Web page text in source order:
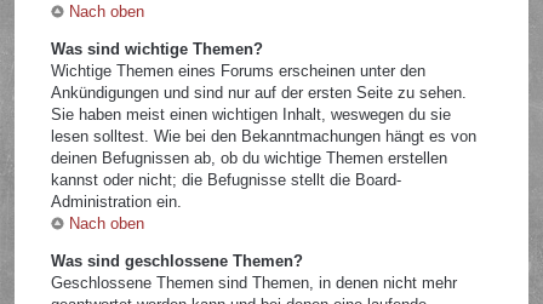
Nach oben
Was sind wichtige Themen?
Wichtige Themen eines Forums erscheinen unter den
Ankündigungen und sind nur auf der ersten Seite zu sehen.
Sie haben meist einen wichtigen Inhalt, weswegen du sie
lesen solltest. Wie bei den Bekanntmachungen hängt es von
deinen Befugnissen ab, ob du wichtige Themen erstellen
kannst oder nicht; die Befugnisse stellt die Board-
Administration ein.
Nach oben
Was sind geschlossene Themen?
Geschlossene Themen sind Themen, in denen nicht mehr